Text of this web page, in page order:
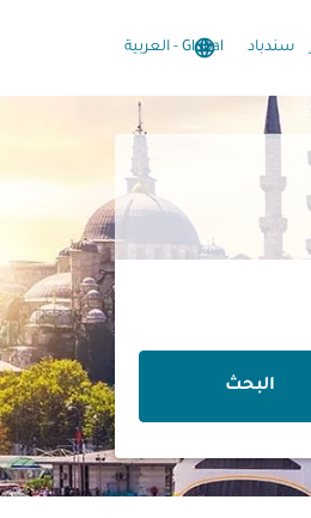
سندباد language
Global
- العربية keyboard_arrow_down
البحث